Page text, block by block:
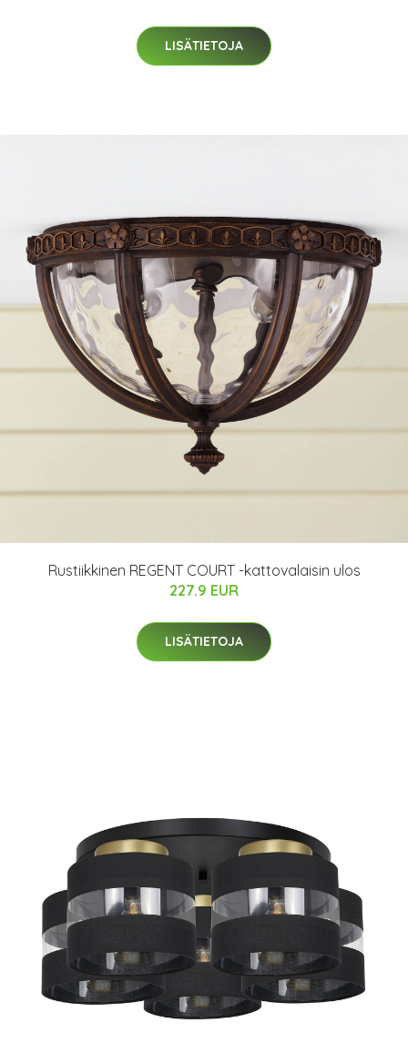
LISÄTIETOJA
Rustiikkinen REGENT COURT -kattovalaisin ulos
227.9 EUR
LISÄTIETOJA